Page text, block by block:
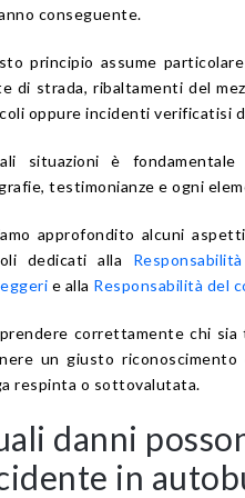
conseguente.
principio assume
di strada, ribaltamenti del
oppure incidenti verificatisi
situazioni è fondamentale
testimonianze e ogni
approfondito alcuni
dedicati alla
e alla Responsabilità del
correttamente chi
un giusto
respinta o sottovalutata.
danni
in